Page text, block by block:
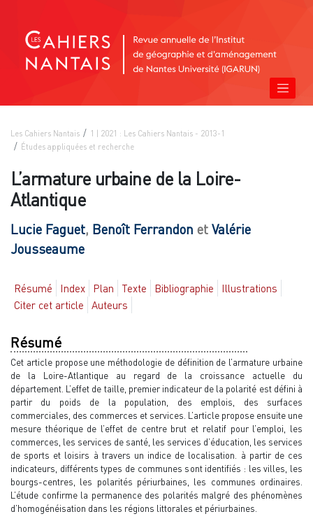
Les Cahiers Nantais
1 | 2021 : Les Cahiers Nantais - 2013-1
Études appliquées et recherche
L’armature urbaine de la Loire-
Atlantique
Lucie Faguet, Benoît Ferrandon et Valérie
Jousseaume
Résumé Index Plan Texte Bibliographie
Illustrations
Citer cet article
Auteurs
Résumé
Cet article propose une méthodologie de définition de l’armature urbaine
de la Loire-Atlantique au regard de la croissance actuelle du
département. L’effet de taille, premier indicateur de la polarité est défini à
partir du poids de la population, des emplois, des surfaces
commerciales, des commerces et services. L’article propose ensuite une
mesure théorique de l’effet de centre brut et relatif pour l’emploi, les
commerces, les services de santé, les services d’éducation, les services
de sports et loisirs à travers un indice de localisation. à partir de ces
indicateurs, différents types de communes sont identifiés : les villes, les
bourgs-centres, les polarités périurbaines, les communes ordinaires.
L’étude confirme la permanence des polarités malgré des phénomènes
d’homogénéisation dans les régions littorales et périurbaines.